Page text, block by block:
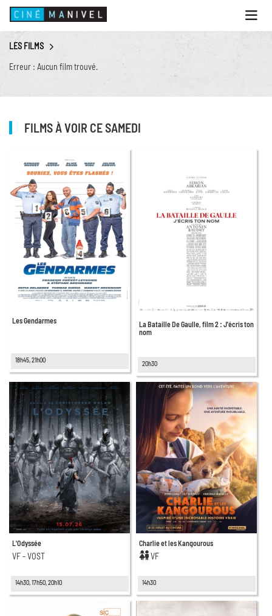
le
menu
ACCUEIL
PROGRAMME
ANIMATIONS
CINÉ CAFÉ | RESTAURANT
INFOS PRATIQUES
LES FILMS
Erreur : Aucun film trouvé.
FILMS À VOIR CE SAMEDI
Les Gendarmes
18h45, 21h00
La Bataille De Gaulle, film 2 : J'écris ton
nom
20h30
L'Odyssée
VF - VOST
14h30, 17h50, 20h10
Charlie et les Kangourous
VF
14h30